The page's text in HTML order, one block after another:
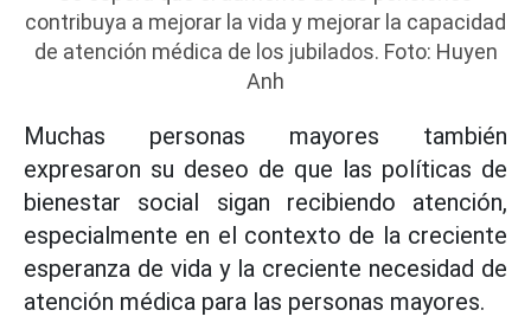
contribuya a mejorar la vida y mejorar la capacidad
de atención médica de los jubilados. Foto: Huyen
Anh
Muchas personas mayores también
expresaron su deseo de que las políticas de
bienestar social sigan recibiendo atención,
especialmente en el contexto de la creciente
esperanza de vida y la creciente necesidad de
atención médica para las personas mayores.